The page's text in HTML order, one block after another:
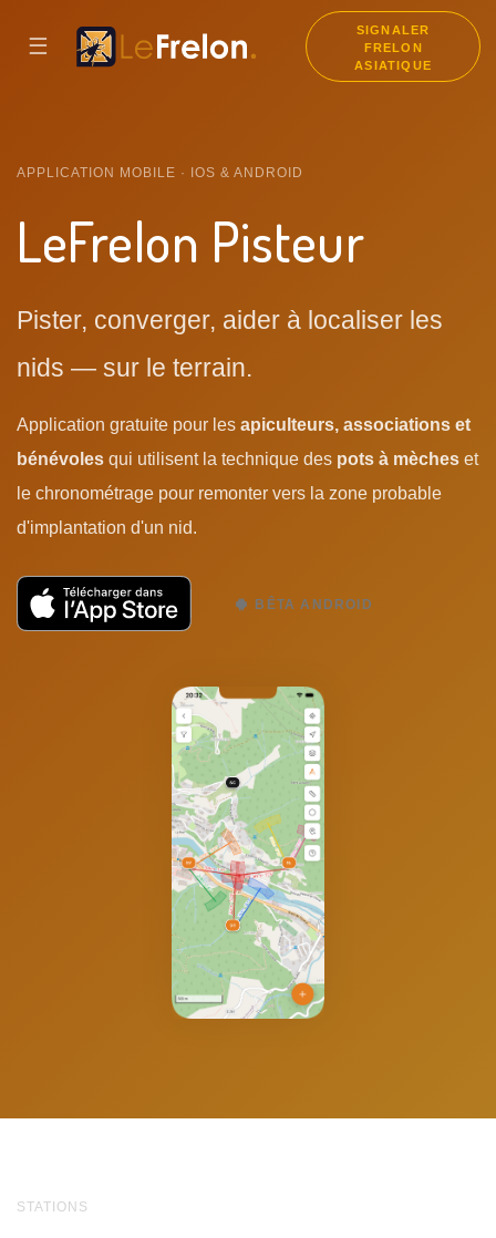
☰
SIGNALER
FRELON
ASIATIQUE
APPLICATION MOBILE · IOS & ANDROID
LeFrelon Pisteur
Pister, converger, aider à localiser les
nids — sur le terrain.
Application gratuite pour les apiculteurs, associations et
bénévoles qui utilisent la technique des pots à mèches et
le chronométrage pour remonter vers la zone probable
d'implantation d'un nid.
BÊTA ANDROID
STATIONS